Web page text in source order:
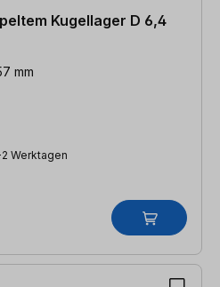
Kugellager D 6,4
mm
Werktagen